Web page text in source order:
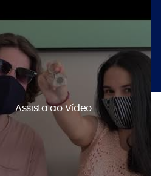
Assista ao Vídeo